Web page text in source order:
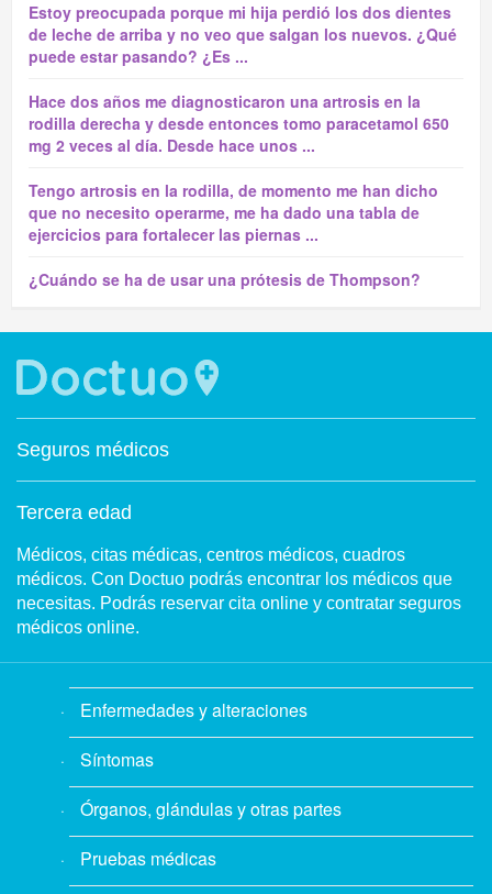
Estoy preocupada porque mi hija perdió los dos dientes
de leche de arriba y no veo que salgan los nuevos. ¿Qué
puede estar pasando? ¿Es ...
Hace dos años me diagnosticaron una artrosis en la
rodilla derecha y desde entonces tomo paracetamol 650
mg 2 veces al día. Desde hace unos ...
Tengo artrosis en la rodilla, de momento me han dicho
que no necesito operarme, me ha dado una tabla de
ejercicios para fortalecer las piernas ...
¿Cuándo se ha de usar una prótesis de Thompson?
Seguros médicos
Tercera edad
Médicos, citas médicas, centros médicos, cuadros
médicos. Con Doctuo podrás encontrar los médicos que
necesitas. Podrás reservar cita online y contratar seguros
médicos online.
Enfermedades y alteraciones
Síntomas
Órganos, glándulas y otras partes
Pruebas médicas